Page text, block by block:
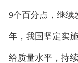
9个百分点，继续
年，我国坚定实
给质量水平，持